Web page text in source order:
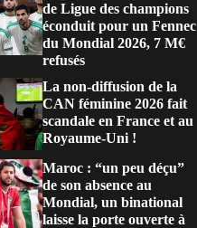
de Ligue des champions
éconduit pour un Fennec
du Mondial 2026, 7 M€
refusés
La non-diffusion de la
CAN féminine 2026 fait
scandale en France et au
Royaume-Uni !
Maroc : “un peu déçu”
de son absence au
Mondial, un binational
laisse la porte ouverte à